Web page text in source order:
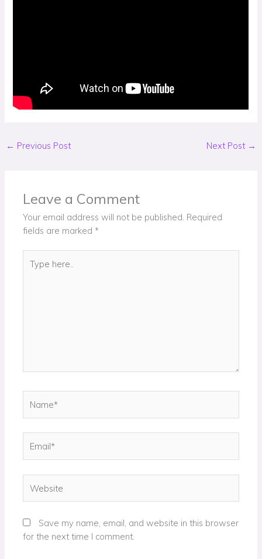
← Previous Post Next Post →
Leave a Comment
Your email address will not be published. Required
fields are marked *
here..
Save my name, email, and website in this browser
for the next time I comment.